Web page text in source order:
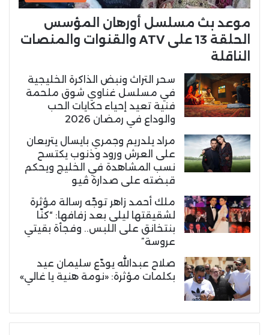
موعد بث مسلسل أورهان المؤسس
الحلقة 13 على ATV والقنوات والمنصات
الناقلة
سحر التراث ونبض الذاكرة الخليجية
في مسلسل غناوي شوق ملحمة
فنية تعيد إحياء حكايات الحب
والوداع في رمضان 2026
مراد يلدريم وجمري بايسال يتربعان
على العرش ورود وذنوب يكتسح
نسب المشاهدة في الخليج ويحكم
قبضته على صدارة ڤيو
ملك أحمد زاهر توجّه رسالة مؤثرة
لشقيقتها ليلى بعد زفافها: “كنّا
بنتخانق على اللبس.. وفجأة بقيتي
عروسة”
صلاح عبدالله يودّع سليمان عيد
بكلمات مؤثرة: «نومة هنية يا غالي»